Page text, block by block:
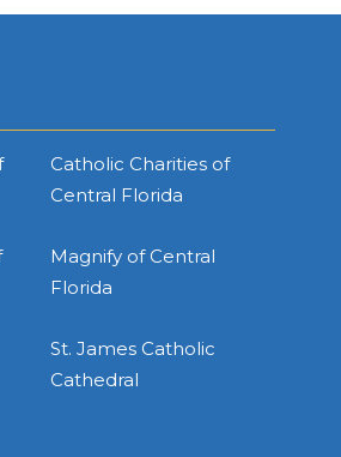
Catholic Charities of
Central Florida
Magnify of Central
Florida
St. James Catholic
Cathedral